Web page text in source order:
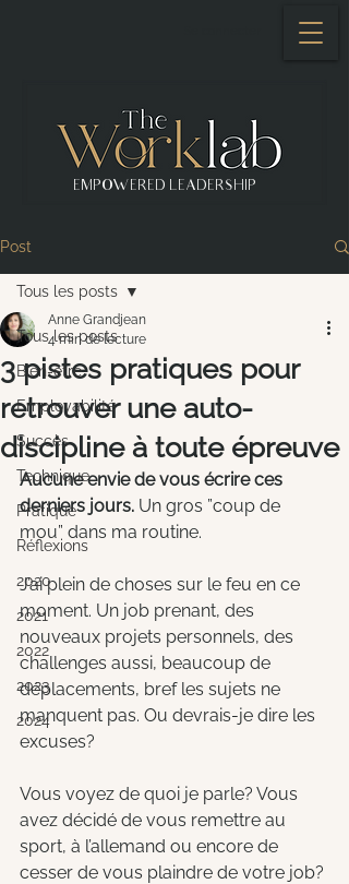
EMPOWERED LEADERSHIP
Post
Tous les posts
Bien-être
Employabilité
Succès
Technique
Pratique
Réflexions
2020
2021
2022
2023
2024
Tous les posts
3 pistes pratiques pour
retrouver une auto-
discipline à toute épreuve
Anne Grandjean
4 min de lecture
Aucune envie de vous écrire ces
derniers jours. Un gros ”coup de
mou” dans ma routine.
J’ai plein de choses sur le feu en ce
moment. Un job prenant, des
nouveaux projets personnels, des
challenges aussi, beaucoup de
déplacements, bref les sujets ne
manquent pas. Ou devrais-je dire les
excuses?
Vous voyez de quoi je parle? Vous
avez décidé de vous remettre au
sport, à l’allemand ou encore de
cesser de vous plaindre de votre job?